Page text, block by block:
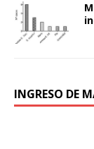
INGRESO DE